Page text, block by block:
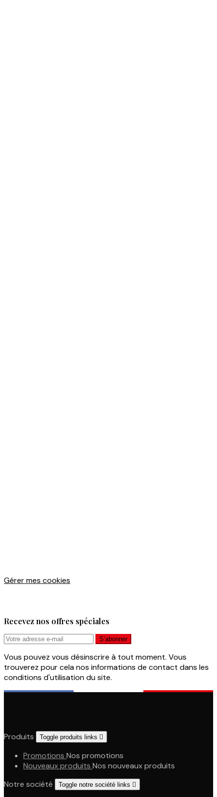
Gérer mes cookies
Recevez nos offres spéciales
Vous pouvez vous désinscrire à tout moment. Vous
trouverez pour cela nos informations de contact dans les
conditions d'utilisation du site.
Produits Toggle produits links 
Promotions Nos promotions
Nouveaux produits Nos nouveaux produits
Notre société
Toggle notre société links 